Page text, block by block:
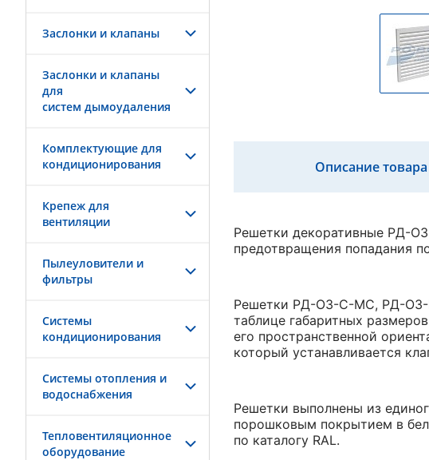
Заслонки и клапаны
Заслонки и клапаны
для
систем дымоудаления
Комплектующие для
кондиционирования
Крепеж для
вентиляции
Пылеуловители и
фильтры
Системы
кондиционирования
Системы отопления и
водоснабжения
Тепловентиляционное
оборудование
Описание товара
Решетки декоративные РД-ОЗ
предотвращения попадания
Решетки РД-ОЗ-С-МС, РД-ОЗ-
таблице габаритных
его пространственной
который устанавливается
Решетки выполнены из
порошковым покрытием в
по каталогу RAL.